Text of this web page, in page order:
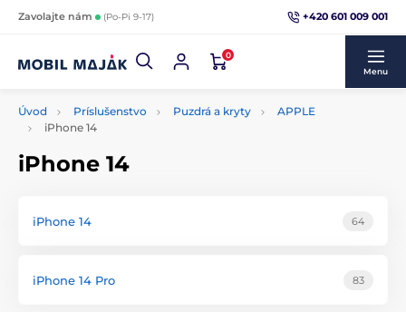
Zavolajte nám (Po-Pi 9-17) +420 601 009 001
0
Menu
Úvod Príslušenstvo Puzdrá a kryty
APPLE
iPhone 14
iPhone 14
iPhone 14 64
iPhone 14 Pro 83